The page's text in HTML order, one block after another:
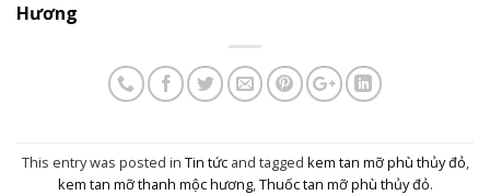
Hương
This entry was posted in Tin tứcand tagged kem tan mỡ phù thủy đỏ,
kem tan mỡ thanh mộc hương,Thuốc tan mỡ phù thủy đỏ.